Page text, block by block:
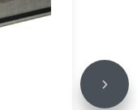
Next